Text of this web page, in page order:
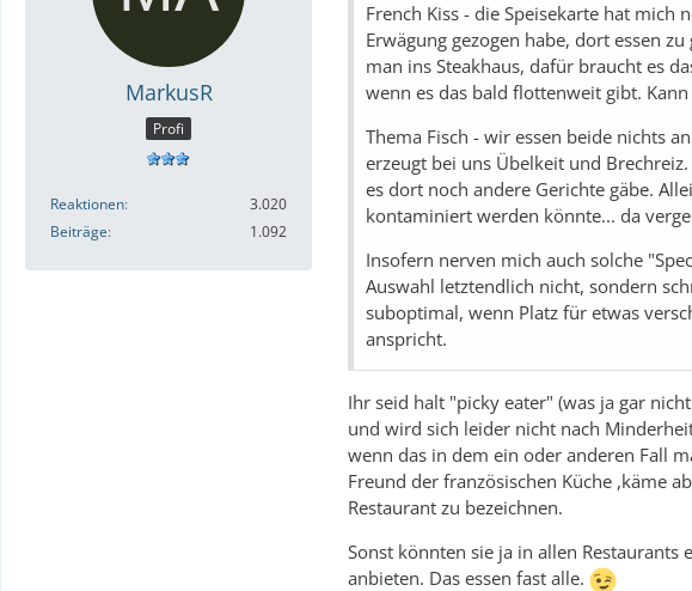
MarkusR
Profi
Reaktionen
3.020
Beiträge
1.092
French Kiss - die Speisekarte hat mich
Erwägung gezogen habe, dort essen
man ins Steakhaus, dafür braucht es
wenn es das bald flottenweit gibt.
Thema Fisch - wir essen beide nichts
erzeugt bei uns Übelkeit und
es dort noch andere Gerichte gäbe.
kontaminiert werden könnte... da
Insofern nerven mich auch solche
Auswahl letztendlich nicht, sondern
suboptimal, wenn Platz für etwas
anspricht.
Ihr seid halt "picky eater" (was ja gar
und wird sich leider nicht nach
wenn das in dem ein oder anderen Fall
Freund der französischen Küche ,käme
Restaurant zu bezeichnen.
Sonst könnten sie ja in allen Restaurants
anbieten. Das essen fast alle.